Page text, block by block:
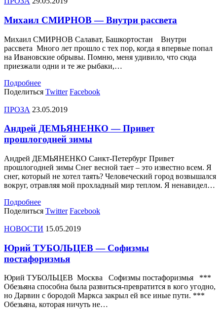
Михаил СМИРНОВ — Внутри рассвета
Михаил СМИРНОВ Салават, Башкортостан Внутри
рассвета Много лет прошло с тех пор, когда я впервые попал
на Ивановские обрывы. Помню, меня удивило, что сюда
приезжали одни и те же рыбаки,…
Подробнее
Поделиться Twitter Facebook
ПРОЗА 23.05.2019
Андрей ДЕМЬЯНЕНКО — Привет
прошлогодней зимы
Андрей ДЕМЬЯНЕНКО Санкт-Петербург Привет
прошлогодней зимы Снег весной тает – это известно всем. Я
снег, который не хотел таять? Человеческий город возвышался
вокруг, отравляя мой прохладный мир теплом. Я ненавидел…
Подробнее
Поделиться Twitter Facebook
НОВОСТИ 15.05.2019
Юрий ТУБОЛЬЦЕВ — Софизмы
постафоризмья
Юрий ТУБОЛЬЦЕВ Москва Софизмы постафоризмья ***
Обезьяна способна была развиться-превратится в кого угодно,
но Дарвин с бородой Маркса закрыл ей все иные пути. ***
Обезьяна, которая ничуть не…